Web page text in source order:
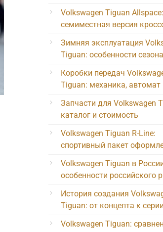
Volkswagen Tiguan Allspace:
семиместная версия
Зимняя эксплуатация
Tiguan: особенности сезона
Коробки передач
Tiguan: механика, автомат
Запчасти для Volkswagen
каталог и стоимость
Volkswagen Tiguan R-Line:
спортивный пакет
Volkswagen Tiguan в
особенности российского
История создания
Tiguan: от концепта к серии
Volkswagen Tiguan: